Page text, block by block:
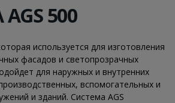
и
остекление
остекление
полы
500
используется для изготовления
фасадов и светопрозрачных
для наружных и внутренних
вспомогательных и
и зданий. Система AGS